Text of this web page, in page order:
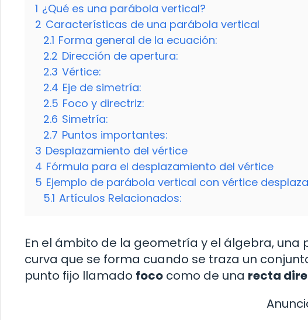
1 ¿Qué es una parábola vertical?
2 Características de una parábola vertical
2.1 Forma general de la ecuación:
2.2 Dirección de apertura:
2.3 Vértice:
2.4 Eje de simetría:
2.5 Foco y directriz:
2.6 Simetría:
2.7 Puntos importantes:
3 Desplazamiento del vértice
4 Fórmula para el desplazamiento del vértice
5 Ejemplo de parábola vertical con vértice
5.1 Artículos Relacionados:
En el ámbito de la geometría y el álgebra,
curva que se forma cuando se traza un
punto fijo llamado foco como de una recta